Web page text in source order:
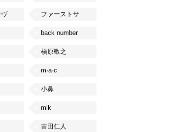
ヴィレッジヴァンガード ファーストサマーウイカ
back number
槇原敬之
m·a·c
小鼻
mlk
吉田仁人